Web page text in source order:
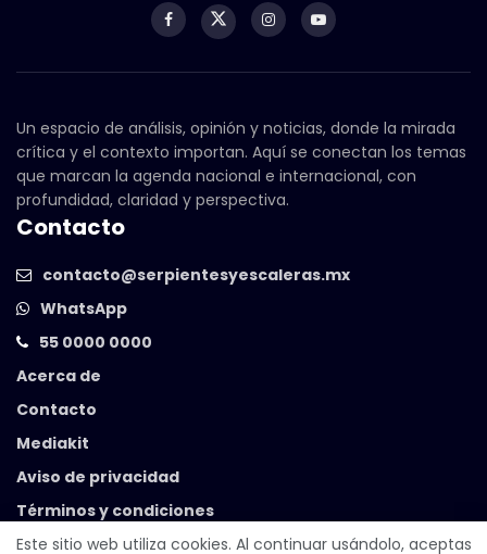
Un espacio de análisis, opinión y noticias, donde la mirada
crítica y el contexto importan. Aquí se conectan los temas
que marcan la agenda nacional e internacional, con
profundidad, claridad y perspectiva.
Contacto
contacto@serpientesyescaleras.mx
WhatsApp
55 0000 0000
Acerca de
Contacto
Mediakit
Aviso de privacidad
Términos y condiciones
Este sitio web utiliza cookies. Al continuar usándolo, aceptas